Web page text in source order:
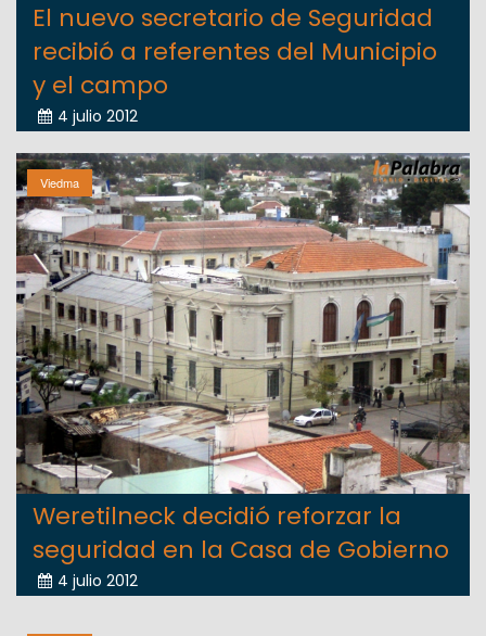
El nuevo secretario de Seguridad
recibió a referentes del Municipio
y el campo
4 julio 2012
Viedma
Weretilneck decidió reforzar la
seguridad en la Casa de Gobierno
4 julio 2012